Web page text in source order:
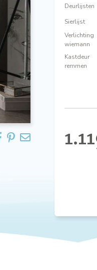
Deurlijsten
Sierlijst
Verlichting
wiemann
Kastdeur
remmen